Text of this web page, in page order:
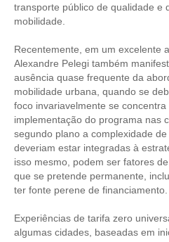
CONTRIBUIÇÃO SINDICAL URBANA
REVISÃO DE APOSENTADORIA
FGTS EXPURGOS
FGTS CORREÇÃO
LEGISLAÇÃO
LEI 4.950-A/1966 – PISO SALARIAL
LEI 5.194/1966 –
LEI 6.496/1977 – ART
transporte público de qualidade e
mobilidade.
Recentemente, em um excelente
Alexandre Pelegi também
ausência quase frequente da
mobilidade urbana, quando se
foco invariavelmente se
implementação do programa nas
segundo plano a complexidade
deveriam estar integradas à
isso mesmo, podem ser fatores
que se pretende permanente,
ter fonte perene de financiamento.
Experiências de tarifa zero
algumas cidades, baseadas em